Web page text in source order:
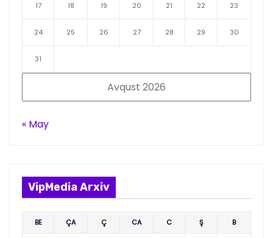
Avqust 2026
17 18 19 20 21 22 23
24 25 26 27 28 29 30
31
« May
VipMedia Arxiv
BE ÇA Ç CA C Ş B